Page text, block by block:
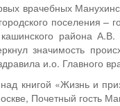
врачебных
поселения –
района
значимость
и.о. Главного
книгой «Жизнь и
Почетный гость